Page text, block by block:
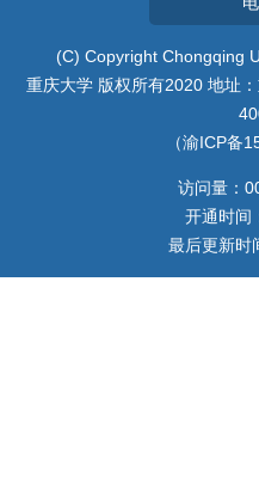
(C) Copyright Chongqing
重庆大学 版权所有2020 地址
（渝ICP备
访问量：
开通时间
最后更新时